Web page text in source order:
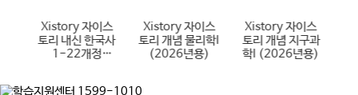
Xistory 자이스
토리 내신 한국사
1-22개정
Xistory 자이스
토리 개념 물리학I
(2026년용)
Xistory 자이스
토리 개념 지구과
학I (2026년용)